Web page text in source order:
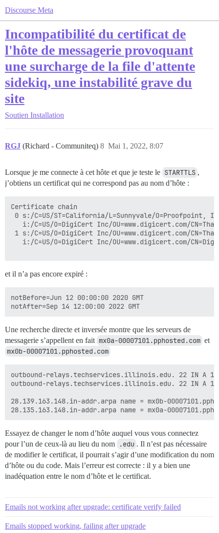
Discourse Meta
Incompatibilité du certificat de
l'hôte de messagerie provoquant
une surcharge de la file d'attente
sidekiq, une instabilité grave du
site
Soutien Installation
RGJ (Richard - Communiteq) Mai 1, 2022, 8:07
8
Lorsque je me connecte à cet hôte et que je teste le STARTTLS ,
j’obtiens un certificat qui ne correspond pas au nom d’hôte :
Certificate chain
0 s:/C=US/ST=California/L=Sunnyvale/O=Proofpoint,
i:/C=US/O=DigiCert Inc/OU=www.digicert.com/
1 s:/C=US/O=DigiCert Inc/OU=www.digicert.com/
i:/C=US/O=DigiCert Inc/OU=www.digicert.com/
et il n’a pas encore expiré :
notBefore=Jun 12 00:00:00 2020 GMT
Une recherche directe et inversée montre que les serveurs de
messagerie s’appellent en fait mx0a-00007101.pphosted.com et
mx0b-00007101.pphosted.com
outbound-relays.techservices.illinois.edu. 22 IN A
outbound-relays.techservices.illinois.edu. 22 IN A
28.139.163.148.in-addr.arpa name = mx0b-
Essayez de changer le nom d’hôte auquel vous vous connectez
pour l’un de ceux-là au lieu du nom
.edu . Il n’est pas nécessaire
de modifier le certificat, il pourrait s’agir d’une modification du nom
d’hôte ou du code. Mais l’erreur est correcte : il y a bien une
inadéquation entre le nom d’hôte et le certificat.
Emails not working after upgrade: certificate verify failed
Emails stopped working, failing after upgrade